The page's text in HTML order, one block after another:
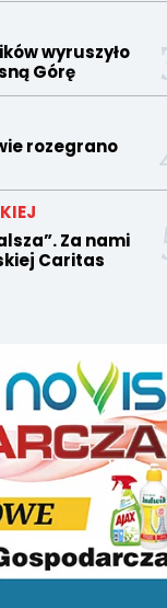
wyruszyło
Górę
rozegrano
Za nami
Caritas